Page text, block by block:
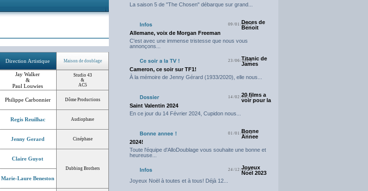
Direction Artistique Maison de doublage
Jay Walker
&
Paul Louwies
Studio 43
&
AC5
Philippe Carbonnier Dôme Productions
Regis Reuilhac Audiophase
Jenny Gerard Cinéphase
Claire Guyot
Dubbing Brothers
Marie-Laure Beneston
La saison 5 de "The Chosen" débarque sur grand...
09/01/2025Deces de
Benoit
Allemane, voix de Morgan Freeman
C'est avec une immense tristesse que nous vous
annonçons...
23/06/2024Titanic de
James
Cameron, ce soir sur TF1!
À la mémoire de Jenny Gérard (1933/2020), elle nous...
14/02/202420 films a
voir pour la
Saint Valentin 2024
En ce jour du 14 Février 2024, Cupidon nous...
01/01/2024
Bonne
Annee
2024!
Toute l'équipe d'AlloDoublage vous souhaite une bonne et
heureuse...
24/12/2023
Joyeux
Noel 2023
Joyeux Noël à toutes et à tous! Déjà 12...